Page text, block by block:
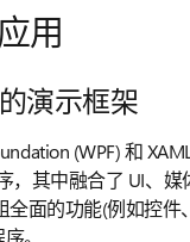
用
演示框架
(WPF) 和
，其中融合了 UI、
全面的功能(例如控
。